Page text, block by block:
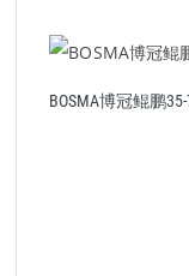
BOSMA博冠鲲鹏